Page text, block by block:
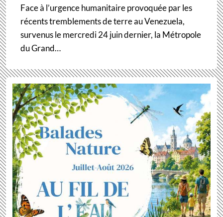
Face à l’urgence humanitaire provoquée par les
récents tremblements de terre au Venezuela,
survenus le mercredi 24 juin dernier, la Métropole
du Grand…